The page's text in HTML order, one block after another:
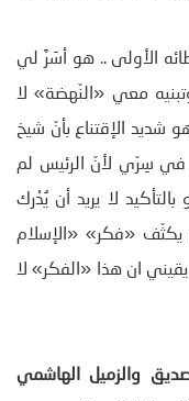
الأولى .. هو أسَرَّ لي
معي «النّهضة» لا
الإقتناع بأنّ شيخ
في سِرّي لأنّ الرئيس لم
لا يريد أن يُدْرك
«فكر» «الإسلام
ان هذا «الفكر» لا
والزميل الهاشمي